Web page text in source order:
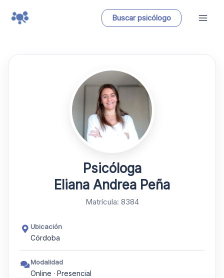
Buscar psicólogo
Psicóloga
Eliana Andrea Peña
Matrícula: 8384
Ubicación
Córdoba
Modalidad
Online · Presencial